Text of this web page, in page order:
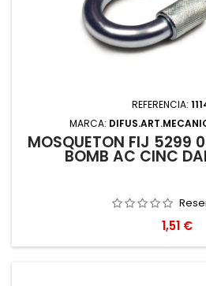
REFERENCIA:
MARCA:
MOSQUETON FIJ 5299
BOMB AC CINC
Precio
1,51 €